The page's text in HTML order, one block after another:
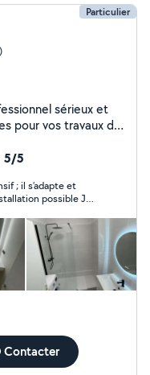
Particulier
pour vos travaux de
prix raisonnable.
urgence.
5/5
; il s’adapte et
possible Je
Contacter